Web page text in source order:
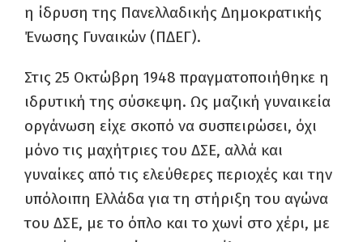
η ίδρυση της Πανελλαδικής Δημοκρατικής
Ένωσης Γυναικών (ΠΔΕΓ).
Στις 25 Οκτώβρη 1948 πραγματοποιήθηκε η
ιδρυτική της σύσκεψη. Ως μαζική γυναικεία
οργάνωση είχε σκοπό να συσπειρώσει, όχι
μόνο τις μαχήτριες του ΔΣΕ, αλλά και
γυναίκες από τις ελεύθερες περιοχές και την
υπόλοιπη Ελλάδα για τη στήριξη του αγώνα
του ΔΣΕ, με το όπλο και το χωνί στο χέρι, με